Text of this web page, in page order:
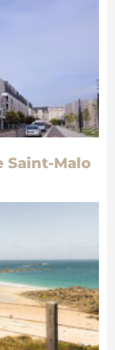
Saint-Malo